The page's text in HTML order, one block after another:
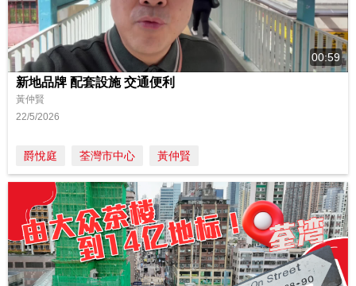
00:59
新地品牌 配套設施 交通便利
黃仲賢
22/5/2026
爵悅庭 荃灣市中心 黃仲賢